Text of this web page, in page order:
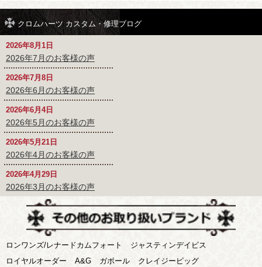
クロムハーツ カスタム・修理ブログ
2026年8月1日
2026年7月のお客様の声
2026年7月8日
2026年6月のお客様の声
2026年6月4日
2026年5月のお客様の声
2026年5月21日
2026年4月のお客様の声
2026年4月29日
2026年3月のお客様の声
ロンワンズ/レナードカムフォート
ジャスティンデイビス
ロイヤルオーダー
A&G ガボール
クレイジーピッグ